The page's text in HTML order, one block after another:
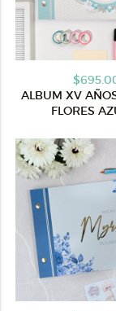
ALBUM XV
FLORES